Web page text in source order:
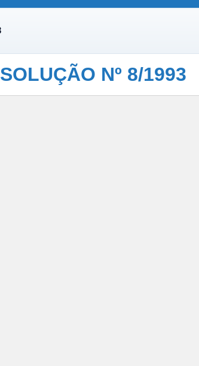
Nº 8/1993